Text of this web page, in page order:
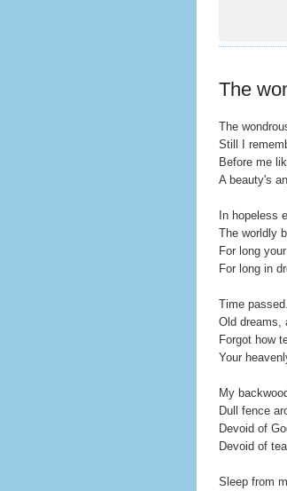
The
The
Still I
Before me
A beauty's
In hopeless
The worldly
For long
For long in
Time
Old dreams,
Forgot how
Your
My
Dull fence
Devoid of
Devoid of
Sleep from